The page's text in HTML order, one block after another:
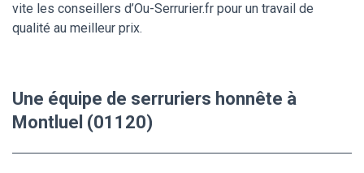
vite les conseillers d’Ou-Serrurier.fr pour un travail de
qualité au meilleur prix.
Une équipe de serruriers honnête à
Montluel (01120)